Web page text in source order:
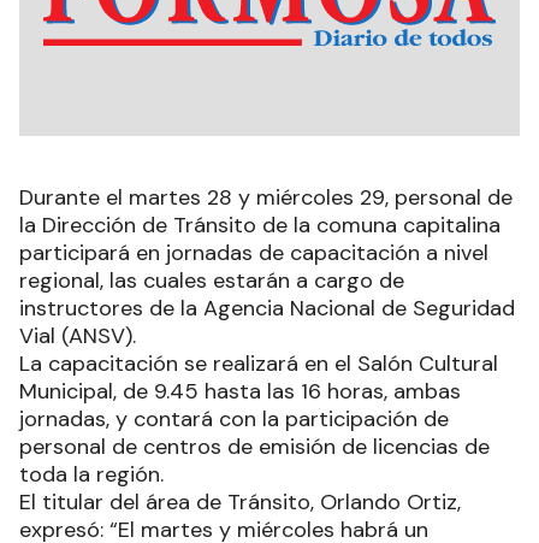
Durante el martes 28 y miércoles 29, personal de
la Dirección de Tránsito de la comuna capitalina
participará en jornadas de capacitación a nivel
regional, las cuales estarán a cargo de
instructores de la Agencia Nacional de Seguridad
Vial (ANSV).
La capacitación se realizará en el Salón Cultural
Municipal, de 9.45 hasta las 16 horas, ambas
jornadas, y contará con la participación de
personal de centros de emisión de licencias de
toda la región.
El titular del área de Tránsito, Orlando Ortiz,
expresó: “El martes y miércoles habrá un